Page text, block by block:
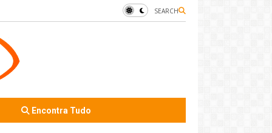
SEARCH
Encontra Tudo